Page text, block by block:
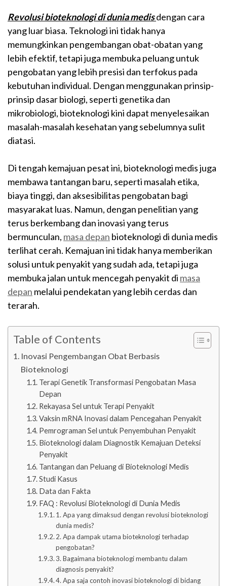
Revolusibioteknologidi duniamedisdengan cara
yang luar biasa. Teknologi ini tidak hanya
memungkinkan pengembangan obat-obatan yang
lebih efektif, tetapi juga membuka peluang untuk
pengobatan yang lebih presisi dan terfokus pada
kebutuhan individual. Dengan menggunakan prinsip-
prinsip dasar biologi, seperti genetika dan
mikrobiologi, bioteknologi kini dapat menyelesaikan
masalah-masalah kesehatan yang sebelumnya sulit
diatasi.
Di tengah kemajuan pesat ini, bioteknologi medis juga
membawa tantangan baru, seperti masalah etika,
biaya tinggi, dan aksesibilitas pengobatan bagi
masyarakat luas. Namun, dengan penelitian yang
terus berkembang dan inovasi yang terus
bermunculan, masa depan bioteknologi di dunia medis
terlihat cerah. Kemajuan ini tidak hanya memberikan
solusi untuk penyakit yang sudah ada, tetapi juga
membuka jalan untuk mencegah penyakit di masa
depan melalui pendekatan yang lebih cerdas dan
terarah.
Table of Contents
Inovasi Pengembangan Obat Berbasis
Bioteknologi
Terapi Genetik Transformasi Pengobatan Masa
Depan
Rekayasa Sel untuk Terapi Penyakit
Vaksin mRNA Inovasi dalam Pencegahan Penyakit
Pemrograman Sel untuk Penyembuhan Penyakit
Bioteknologi dalam Diagnostik Kemajuan Deteksi
Penyakit
Tantangan dan Peluang di Bioteknologi Medis
Studi Kasus
Data dan Fakta
FAQ : Revolusi Bioteknologi di Dunia Medis
1. Apa yang dimaksud dengan revolusi bioteknologi
dunia medis?
2. Apa dampak utama bioteknologi terhadap
pengobatan?
3. Bagaimana bioteknologi membantu dalam
diagnosis penyakit?
4. Apa saja contoh inovasi bioteknologi di bidang